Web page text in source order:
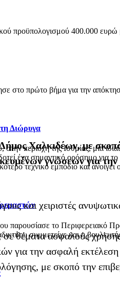
προϋπολογισμού 400.000
στο πρώτο βήμα για την
Διώρυγα
περιοχή της Ισθμίας, μια
ένα σημαντικό ορόσημο για
τεχνικό εμπόδιο και ανοίγει
παρουσίασε το Περιφερειακό
συμμετείχε και η
Χαλκιδέων, με
γνώσεων για
και χειριστές
θέματα ασφαλούς
για την ασφαλή
με σκοπό την